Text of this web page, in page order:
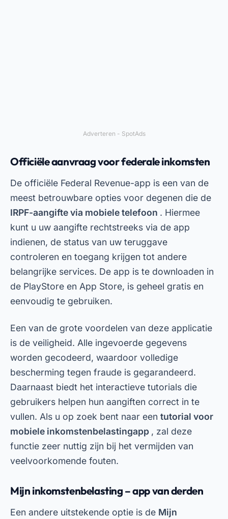
Adverteren - SpotAds
Officiële aanvraag voor federale inkomsten
De officiële Federal Revenue-app is een van de
meest betrouwbare opties voor degenen die de
IRPF-aangifte via mobiele telefoon . Hiermee
kunt u uw aangifte rechtstreeks via de app
indienen, de status van uw teruggave
controleren en toegang krijgen tot andere
belangrijke services. De app is te downloaden in
de PlayStore en App Store, is geheel gratis en
eenvoudig te gebruiken.
Een van de grote voordelen van deze applicatie
is de veiligheid. Alle ingevoerde gegevens
worden gecodeerd, waardoor volledige
bescherming tegen fraude is gegarandeerd.
Daarnaast biedt het interactieve tutorials die
gebruikers helpen hun aangiften correct in te
vullen. Als u op zoek bent naar een tutorial voor
mobiele inkomstenbelastingapp , zal deze
functie zeer nuttig zijn bij het vermijden van
veelvoorkomende fouten.
Mijn inkomstenbelasting – app van derden
Een andere uitstekende optie is de Mijn